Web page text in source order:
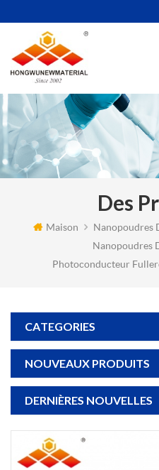
Des
Maison
Nanopoudres
Nanopoudres
Photoconducteur
CATEGORIES
NOUVEAUX PRODUITS
DERNIÈRES NOUVELLES